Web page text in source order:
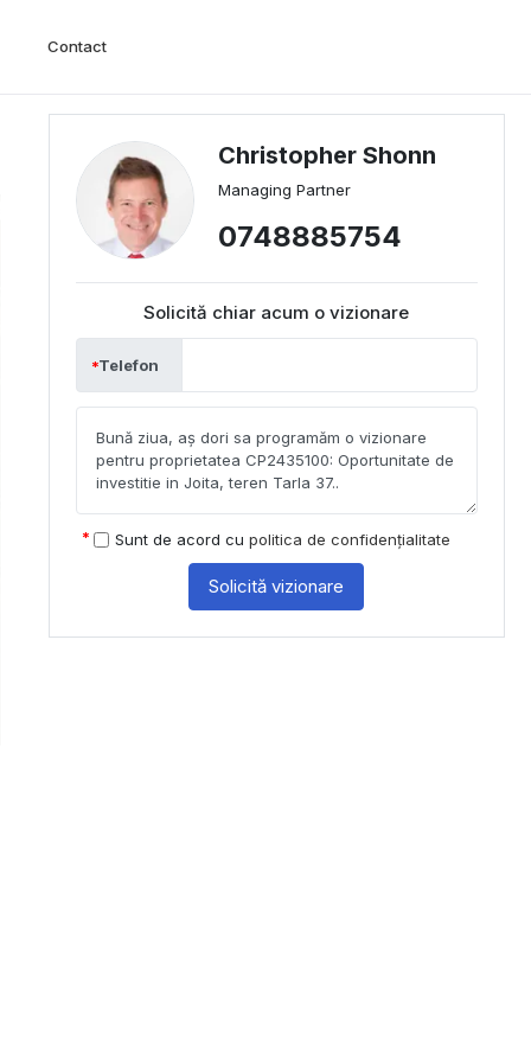
Contact
Christopher Shonn
Managing Partner
0748885754
Solicită chiar acum o vizionare
Telefon
Sunt de acord cu politica de confidențialitate
Solicită vizionare